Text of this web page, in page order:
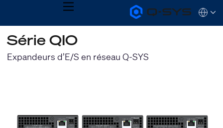
Q-
SYS
MENU
QSYS.com (English)
India (English)
Deutsch
Español
Série QIO
Expandeurs d’E/S en réseau Q-SYS